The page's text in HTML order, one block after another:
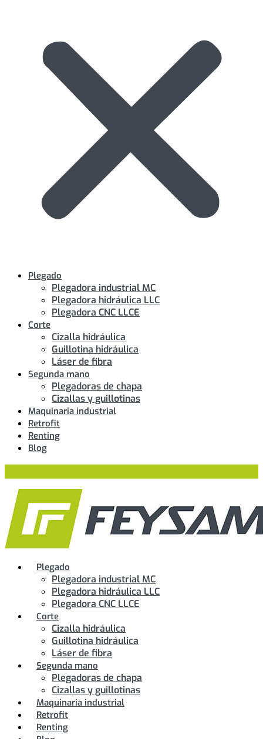
Plegado
Plegadora industrial MC
Plegadora hidráulica LLC
Plegadora CNC LLCE
Corte
Cizalla hidráulica
Guillotina hidráulica
Láser de fibra
Segunda mano
Plegadoras de chapa
Cizallas y guillotinas
Maquinaria industrial
Retrofit
Renting
Blog
Plegado
Plegadora industrial MC
Plegadora hidráulica LLC
Plegadora CNC LLCE
Corte
Cizalla hidráulica
Guillotina hidráulica
Láser de fibra
Segunda mano
Plegadoras de chapa
Cizallas y guillotinas
Maquinaria industrial
Retrofit
Renting